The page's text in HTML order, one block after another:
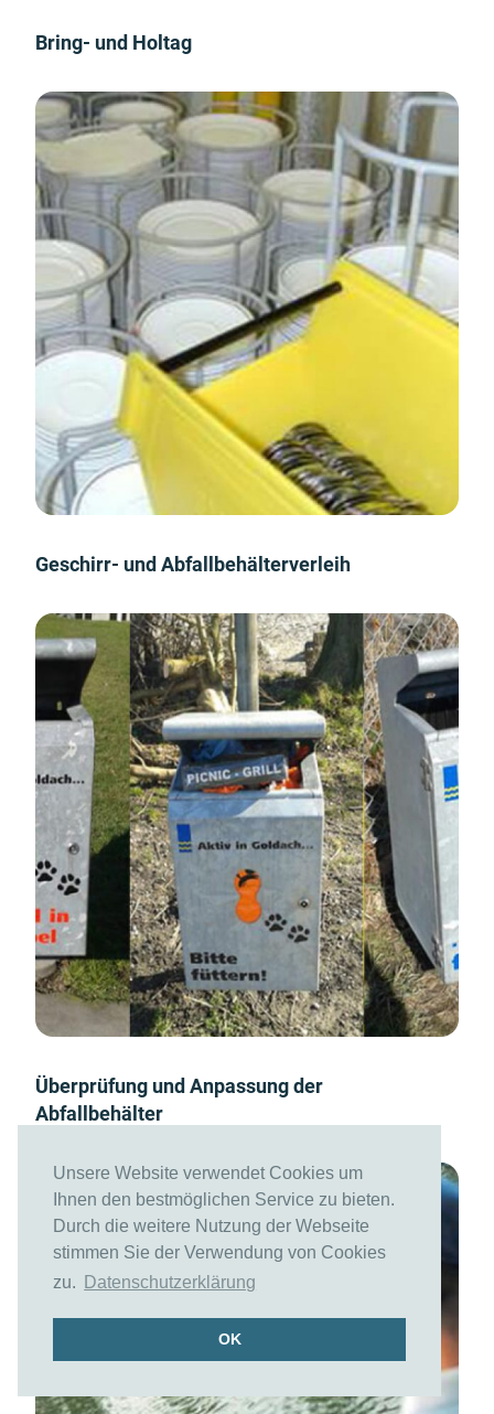
Unsere Website verwendet Cookies um
Ihnen den bestmöglichen Service zu bieten.
Durch die weitere Nutzung der Webseite
stimmen Sie der Verwendung von Cookies
zu.
Datenschutzerklärung
OK
Bring- und Holtag
Geschirr- und Abfallbehälterverleih
Überprüfung und Anpassung der
Abfallbehälter